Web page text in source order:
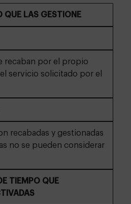
QUE LAS GESTIONE
recaban por el propio
servicio solicitado por el
recabadas y gestionadas
no se pueden considerar
TIEMPO QUE